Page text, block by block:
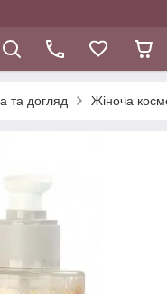
та догляд Жіноча